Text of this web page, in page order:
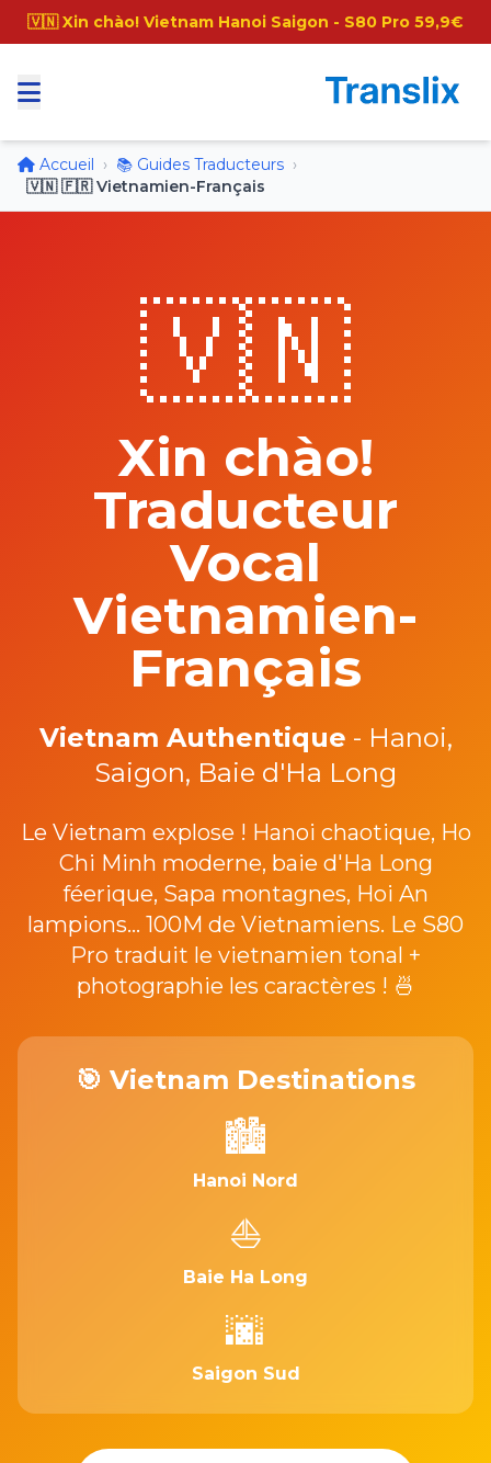
🇻🇳 Xin chào! Vietnam Hanoi Saigon - S80 Pro 59,9€
Accueil › 📚 Guides Traducteurs ›
🇻🇳 🇫🇷 Vietnamien-Français
🇻🇳
Xin chào!
Traducteur
Vocal
Vietnamien-
Français
Vietnam Authentique - Hanoi,
Saigon, Baie d'Ha Long
Le Vietnam explose ! Hanoi chaotique, Ho
Chi Minh moderne, baie d'Ha Long
féerique, Sapa montagnes, Hoi An
lampions... 100M de Vietnamiens. Le S80
Pro traduit le vietnamien tonal +
photographie les caractères ! 🍜
🎯 Vietnam Destinations
🏙️
Hanoi Nord
⛵
Baie Ha Long
🌆
Saigon Sud